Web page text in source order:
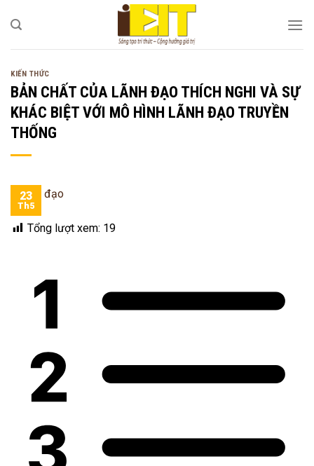
qua
KIẾN THỨC
BẢN CHẤT CỦA LÃNH ĐẠO THÍCH NGHI VÀ SỰ
KHÁC BIỆT VỚI MÔ HÌNH LÃNH ĐẠO TRUYỀN
THỐNG
23
Th5
Tổng lượt xem: 19